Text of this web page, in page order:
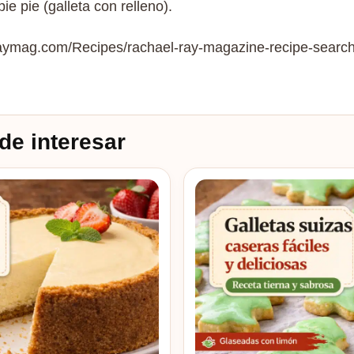
pie (galleta con relleno).
Recipes/rachael-ray-magazine-recipe-
interesar